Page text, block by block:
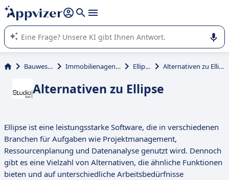
beantworten (mehrere Zeilen mit
Die KI von Appvizer führt Sie bei der Nutzung oder Auswahl
von SaaS-Software in Unternehmen.
Bauwesen Immobilienagentur Ellipse Alternativen zu Ellipse
Alternativen zu Ellipse
Ellipse ist eine leistungsstarke Software, die in verschiedenen
Branchen für Aufgaben wie Projektmanagement,
Ressourcenplanung und Datenanalyse genutzt wird. Dennoch
gibt es eine Vielzahl von Alternativen, die ähnliche Funktionen
bieten und auf unterschiedliche Arbeitsbedürfnisse